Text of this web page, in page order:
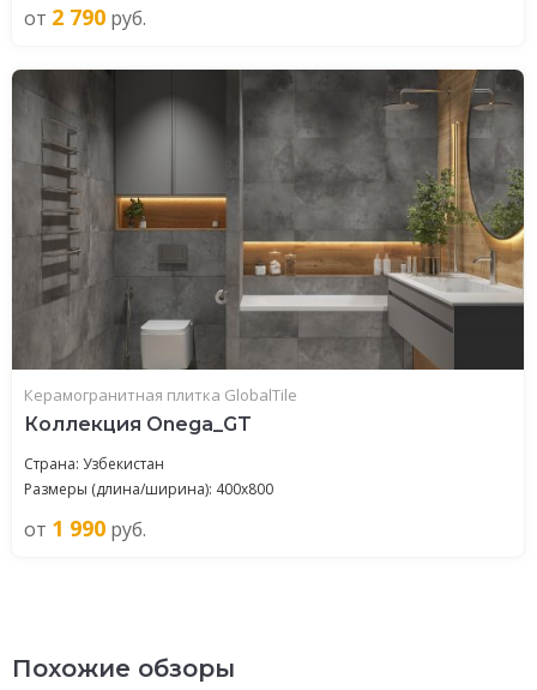
от 2 790 руб.
Керамогранитная плитка GlobalTile
Коллекция Onega_GT
Страна: Узбекистан
Размеры (длина/ширина): 400x800
от 1 990 руб.
Похожие обзоры